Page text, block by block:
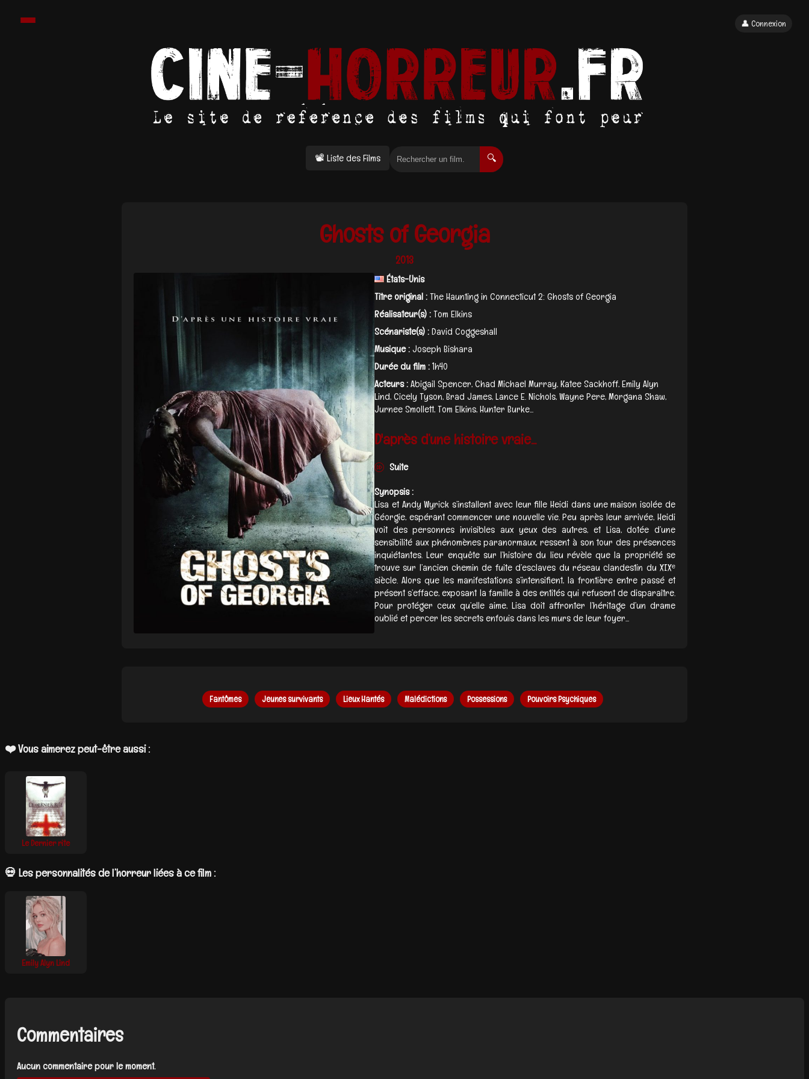
📽 Liste des Films 🔍
👤 Connexion
Ghosts of Georgia
2013
États-Unis
Titre original :The Haunting in Connecticut 2: Ghosts of Georgia
Réalisateur(s) :Tom Elkins
Scénariste(s) :David Coggeshall
Musique :Joseph Bishara
Durée du film :1h40
Acteurs :Abigail Spencer, Chad Michael Murray, Katee Sackhoff, Emily Alyn
Lind, Cicely Tyson, Brad James, Lance E. Nichols, Wayne Pere, Morgana Shaw,
Jurnee Smollett, Tom Elkins, Hunter Burke...
D'après d’une histoire vraie...
Suite
Synopsis :
Lisa et Andy Wyrick s’installent avec leur fille Heidi dans une maison isolée de
Géorgie, espérant commencer une nouvelle vie. Peu après leur arrivée, Heidi
voit des personnes invisibles aux yeux des autres, et Lisa, dotée d’une
sensibilité aux phénomènes paranormaux, ressent à son tour des présences
inquiétantes. Leur enquête sur l’histoire du lieu révèle que la propriété se
trouve sur l’ancien chemin de fuite d’esclaves du réseau clandestin du XIXᵉ
siècle. Alors que les manifestations s’intensifient, la frontière entre passé et
présent s’efface, exposant la famille à des entités qui refusent de disparaître.
Pour protéger ceux qu’elle aime, Lisa doit affronter l’héritage d’un drame
oublié et percer les secrets enfouis dans les murs de leur foyer...
Fantômes Jeunes survivants Lieux Hantés Malédictions Possessions Pouvoirs Psychiques
❤️ Vous aimerez peut-être aussi :
Le Dernier rite
💀 Les personnalités de l’horreur liées à ce film :
Emily Alyn Lind
Commentaires
Aucun commentaire pour le moment.